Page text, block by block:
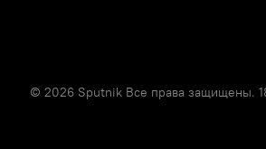
© 2026 Sputnik Все права защищены.